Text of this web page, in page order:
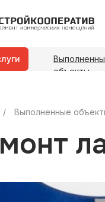
объекты
/ Выполненные